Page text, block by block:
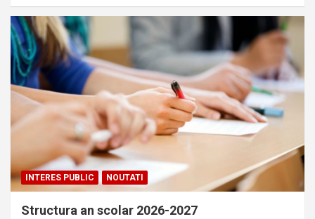
INTERES PUBLIC NOUTATI
Structura an scolar 2026-2027